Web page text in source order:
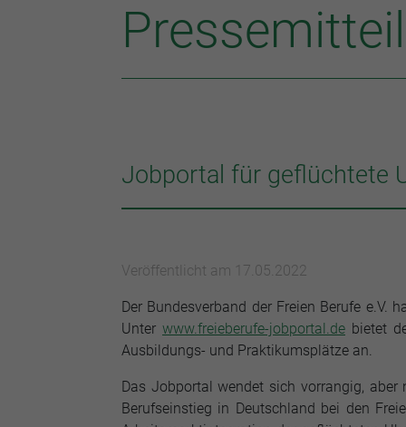
Jobportal für geflüchtete
Veröffentlicht am 17.05.2022
Der Bundesverband der Freien Berufe e.V.
Unter www.freieberufe-jobportal.de bietet
Ausbildungs- und Praktikumsplätze an.
Das Jobportal wendet sich vorrangig,
Berufseinstieg in Deutschland bei den